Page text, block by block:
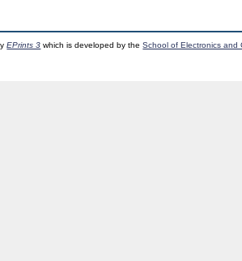
EPrints 3 which is developed by theSchool of Electronics and